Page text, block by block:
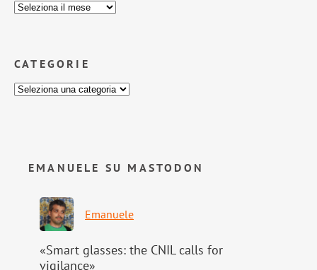
CATEGORIE
EMANUELE SU MASTODON
Emanuele
«Smart glasses: the CNIL calls for
vigilance»